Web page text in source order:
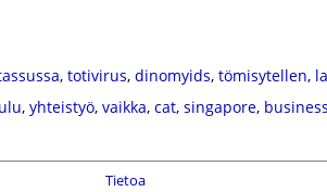
, totivirus, dinomyids, tömisytellen,
, yhteistyö, vaikka, cat, singapore,
Tietoa